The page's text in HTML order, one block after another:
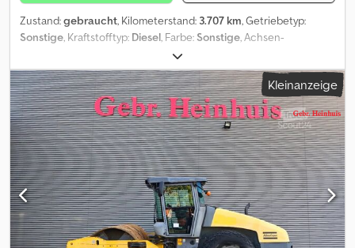
Zustand:gebraucht, Kilometerstand: 3.707 km, Getriebetyp:
Sonstige, Kraftstofftyp: Diesel, Farbe:Sonstige, Achsen-
, Erstzulassung:06/2019
Federung:Sonstige, Betriebsstunden:3.700 h, Fahrerkabine:
Sonstige, Kraftstoff:Diesel, Ausstattung:Ausziehbare Gabel,
Kabine, Klimaanlage, Ansprechpartner Verkauf: Frank Rau /
Russian / English / German - Bachar Ibrahim / Arabic / English /
German - Zulassungsservice, HU/SP/UVV, Überführung zum Hafen
4 x 4, Diesel, feste Anhängerkupplung, Klimaanlage, Original Extras
in der Ausstattung Fahrbereit, Video Aufbautyp: Atlas Weycor AR
75e 2019 Allrad Gabel Schaufel Klima Cjdjyupp Nspfx Akwerf
Irrtümer vorbehalten.
Kleinanzeige